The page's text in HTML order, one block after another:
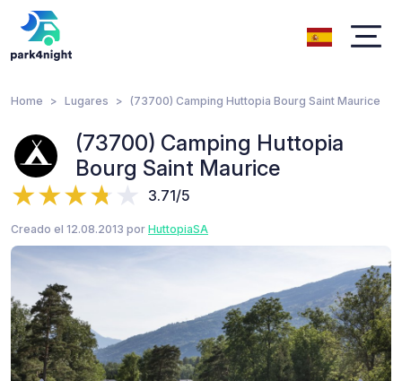
Home Lugares (73700) Camping Huttopia Bourg Saint Maurice
(73700) Camping Huttopia
Bourg Saint Maurice
3.71/5
Creado el 12.08.2013 por HuttopiaSA